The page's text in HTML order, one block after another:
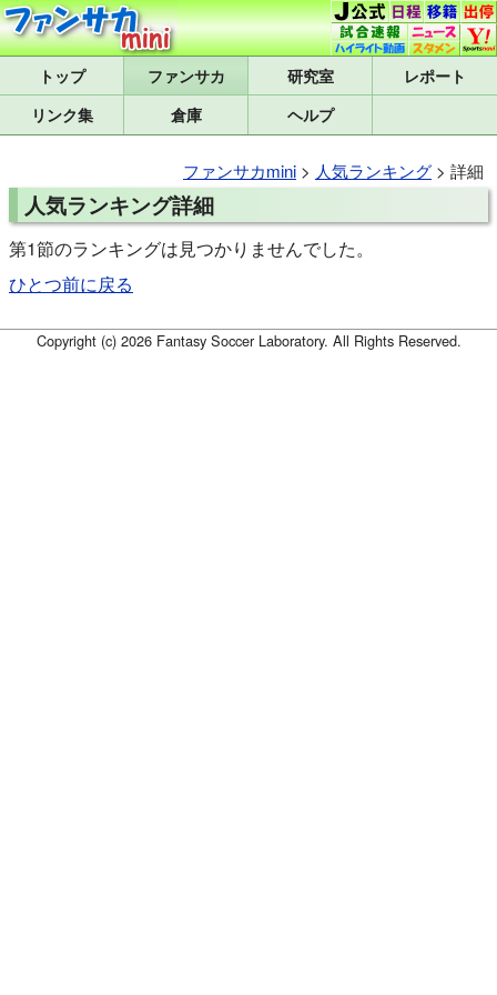
トップ 研究室
レポート
リンク集
倉庫 ヘルプ
ファンサカmini > 人気ランキング > 詳細
人気ランキング詳細
第1節のランキングは見つかりませんでした。
ひとつ前に戻る
Copyright (c) 2026 Fantasy Soccer Laboratory. All Rights Reserved.